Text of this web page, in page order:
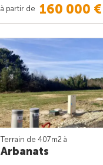
à partir de 160 000 €
Terrain de 407m2 à
Arbanats